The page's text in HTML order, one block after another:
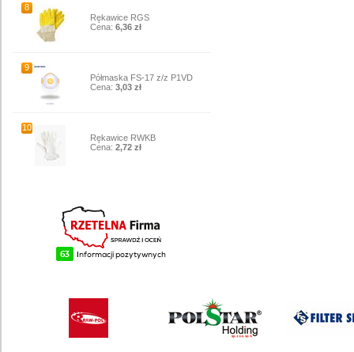
8
Rękawice RGS
Cena: 6,36 zł
9
Półmaska FS-17 z/z P1VD
Cena: 3,03 zł
10
Rękawice RWKB
Cena: 2,72 zł